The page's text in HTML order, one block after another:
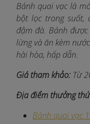
Bánh quai vạc là
bột lọc trong
đậm đà. Bánh
lừng và ăn kèm
hài hòa, hấp dẫn.
Giá tham khảo: Từ
Địa điểm thưởng
Bánh quai vạc